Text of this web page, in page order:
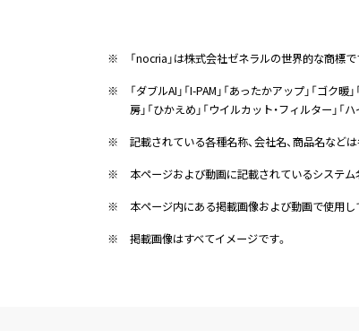
※
「nocria」は株式会社ゼネラルの世界的な商標で
※
「ダブルAI」「I-PAM」「あったかアップ」「ゴク
房」「ひかえめ」「ウイルカット・フィルター」
※
記載されている各種名称、会社名、商品名など
※
本ページおよび動画に記載されているシステム
※
本ページ内にある掲載画像および動画で使用し
※
掲載画像はすべてイメージです。